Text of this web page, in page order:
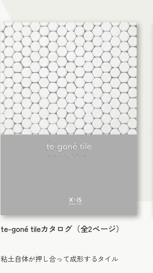
te-goné tileカタログ（全2ページ）
粘土自体が押し合って成形するタイル